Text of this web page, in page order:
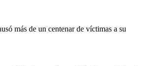
más de un centenar de víctimas a su